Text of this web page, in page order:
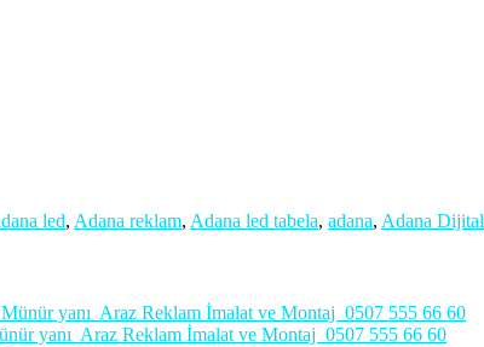
led, Adana reklam, Adana led tabela, adana, Adana Dijital
yanı Araz Reklam İmalat ve Montaj 0507 555 66 60